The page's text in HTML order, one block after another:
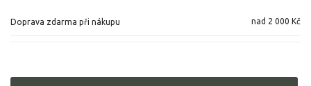
Doprava zdarma při nákupu nad 2 000 Kč